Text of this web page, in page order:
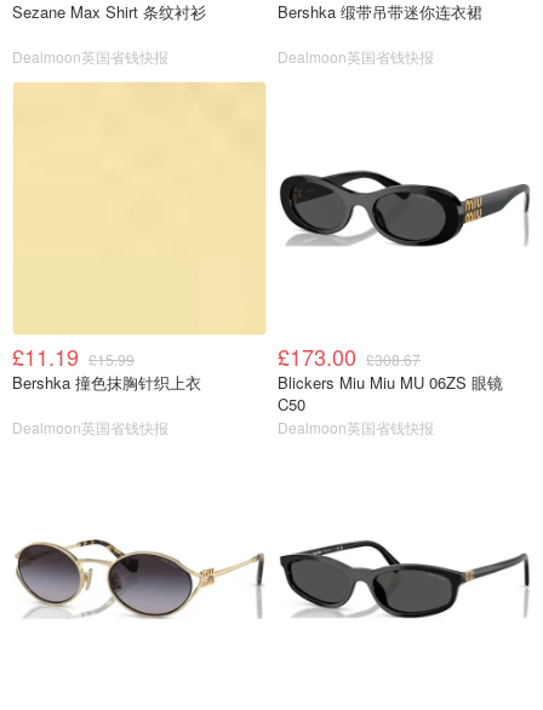
Sezane Max Shirt 条纹衬衫
Dealmoon英国省钱快报
Bershka 缎带吊带迷你连衣裙
Dealmoon英国省钱快报
£11.19 £15.99
Bershka 撞色抹胸针织上衣
Dealmoon英国省钱快报
£173.00 £308.67
Blickers Miu Miu MU 06ZS 眼镜
C50
Dealmoon英国省钱快报